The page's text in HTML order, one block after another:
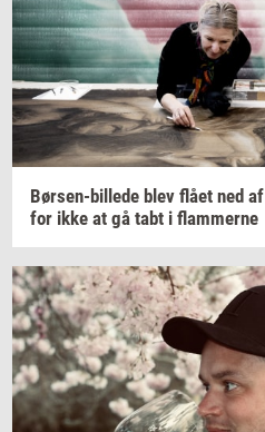
Børsen-​billede blev flået ned af
for ikke at gå tabt i flam­mer­ne